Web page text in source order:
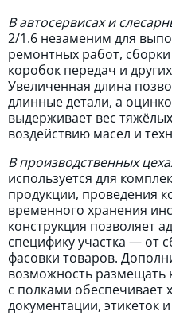
В автосервисах и
2/1.6 незаменим для
ремонтных работ,
коробок передач и
Увеличенная длина
длинные детали, а
выдерживает вес
воздействию масел и
В производственных
используется для
продукции, проведения
временного хранения
конструкция позволяет
специфику участка — от
фасовки товаров.
возможность размещать
с полками обеспечивает
документации, этикеток